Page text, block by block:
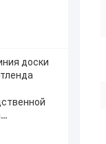
доски